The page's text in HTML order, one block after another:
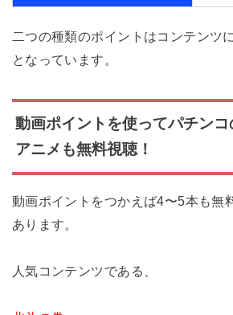
二つの種類のポイントはコンテンツ
となっています。
動画ポイントを使ってパチン
アニメも無料視聴！
動画ポイントをつかえば4〜5本も無
あります。
人気コンテンツである、